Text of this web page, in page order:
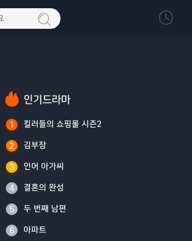
인기드라마
1 킬러들의 쇼핑몰 시즌2
2 김부장
3 인어 아가씨
4 결혼의 완성
5 두 번째 남편
6 아파트